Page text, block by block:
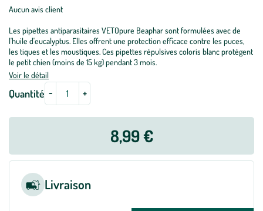
Aucun avis client
Les pipettes antiparasitaires VETOpure Beaphar sont formulées avec de
l'huile d'eucalyptus. Elles offrent une protection efficace contre les puces,
les tiques et les moustiques. Ces pipettes répulsives coloris blanc protègent
le petit chien (moins de 15 kg) pendant 3 mois.
Voir le détail
Quantité - +
8,99 €
Livraison